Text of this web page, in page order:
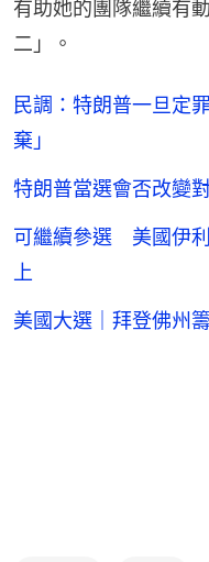
有助她的團隊繼續有
二」。
民調：特朗普一旦定
棄」
特朗普當選會否改變
可繼續參選 美國伊
上
美國大選｜拜登佛州